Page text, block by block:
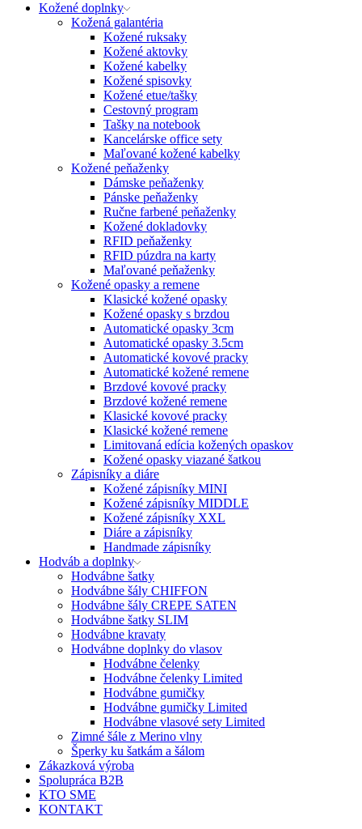
Kožené doplnky
Kožená galantéria
Kožené ruksaky
Kožené aktovky
Kožené kabelky
Kožené spisovky
Kožené etue/tašky
Cestovný program
Tašky na notebook
Kancelárske office sety
Maľované kožené kabelky
Kožené peňaženky
Dámske peňaženky
Pánske peňaženky
Ručne farbené peňaženky
Kožené dokladovky
RFID peňaženky
RFID púzdra na karty
Maľované peňaženky
Kožené opasky a remene
Klasické kožené opasky
Kožené opasky s brzdou
Automatické opasky 3cm
Automatické opasky 3.5cm
Automatické kovové pracky
Automatické kožené remene
Brzdové kovové pracky
Brzdové kožené remene
Klasické kovové pracky
Klasické kožené remene
Limitovaná edícia kožených opaskov
Kožené opasky viazané šatkou
Zápisníky a diáre
Kožené zápisníky MINI
Kožené zápisníky MIDDLE
Kožené zápisníky XXL
Diáre a zápisníky
Handmade zápisníky
Hodváb a doplnky
Hodvábne šatky
Hodvábne šály CHIFFON
Hodvábne šály CREPE SATEN
Hodvábne šatky SLIM
Hodvábne kravaty
Hodvábne doplnky do vlasov
Hodvábne čelenky
Hodvábne čelenky Limited
Hodvábne gumičky
Hodvábne gumičky Limited
Hodvábne vlasové sety Limited
Zimné šále z Merino vlny
Šperky ku šatkám a šálom
Zákazková výroba
Spolupráca B2B
KTO SME
KONTAKT